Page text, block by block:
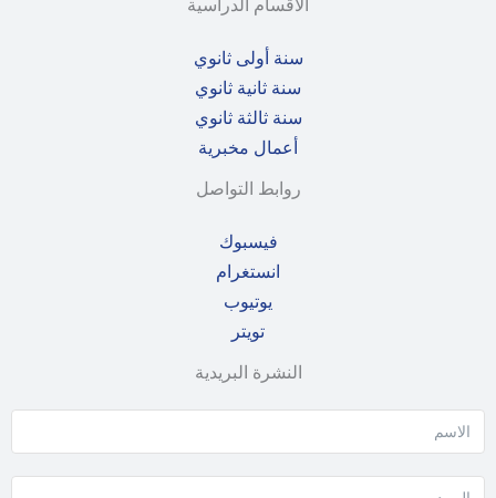
الأقسام الدراسية
سنة أولى ثانوي
سنة ثانية ثانوي
سنة ثالثة ثانوي
أعمال مخبرية
روابط التواصل
فيسبوك
انستغرام
يوتيوب
تويتر
النشرة البريدية